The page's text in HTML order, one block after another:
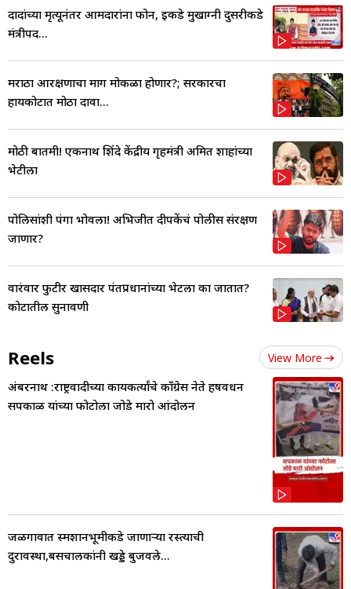
दादांच्या मृत्यूनंतर आमदारांना फोन, इकडे मुखाग्नी दुसरीकडे
मंत्रीपद...
मराठा आरक्षणाचा मार्ग मोकळा होणार?; सरकारचा
हायकोर्टात मोठा दावा...
मोठी बातमी! एकनाथ शिंदे केंद्रीय गृहमंत्री अमित शाहांच्या
भेटीला
पोलिसांशी पंगा भोवला! अभिजीत दीपकेंचं पोलीस संरक्षण
जाणार?
वारंवार फुटीर खासदार पंतप्रधानांच्या भेटला का जातात?
कोर्टातील सुनावणी
Reels View More
अंबरनाथ :राष्ट्रवादीच्या कार्यकर्त्यांचे काँग्रेस नेते हर्षवर्धन
सपकाळ यांच्या फोटोला जोडे मारो आंदोलन
जळगावात स्मशानभूमीकडे जाणाऱ्या रस्त्याची
दुरावस्था,बसचालकांनी खड्डे बुजवले...